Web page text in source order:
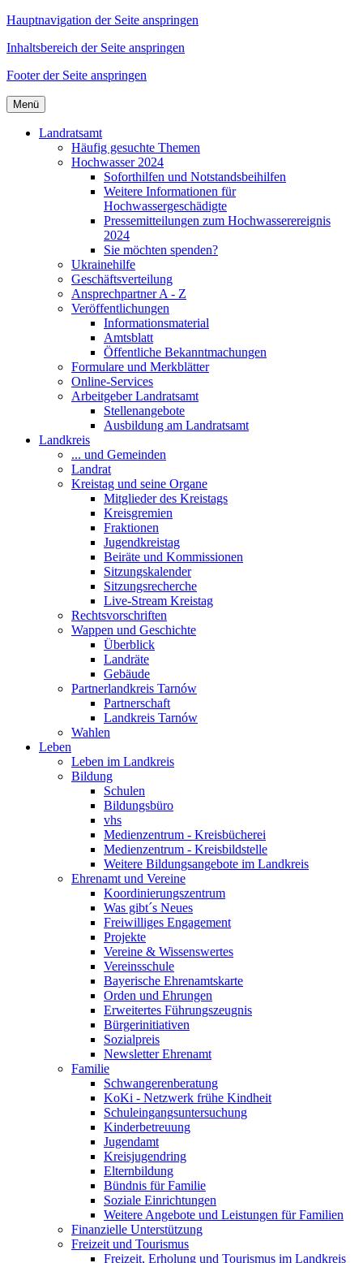
Hauptnavigation der Seite anspringen
Inhaltsbereich der Seite anspringen
Footer der Seite anspringen
Menü
Landratsamt
Häufig gesuchte Themen
Hochwasser 2024
Soforthilfen und Notstandsbeihilfen
Weitere Informationen für
Hochwassergeschädigte
Pressemitteilungen zum Hochwasserereignis
2024
Sie möchten spenden?
Ukrainehilfe
Geschäftsverteilung
Ansprechpartner A - Z
Veröffentlichungen
Informationsmaterial
Amtsblatt
Öffentliche Bekanntmachungen
Formulare und Merkblätter
Online-Services
Arbeitgeber Landratsamt
Stellenangebote
Ausbildung am Landratsamt
Landkreis
... und Gemeinden
Landrat
Kreistag und seine Organe
Mitglieder des Kreistags
Kreisgremien
Fraktionen
Jugendkreistag
Beiräte und Kommissionen
Sitzungskalender
Sitzungsrecherche
Live-Stream Kreistag
Rechtsvorschriften
Wappen und Geschichte
Überblick
Landräte
Gebäude
Partnerlandkreis Tarnów
Partnerschaft
Landkreis Tarnów
Wahlen
Leben
Leben im Landkreis
Bildung
Schulen
Bildungsbüro
vhs
Medienzentrum - Kreisbücherei
Medienzentrum - Kreisbildstelle
Weitere Bildungsangebote im Landkreis
Ehrenamt und Vereine
Koordinierungszentrum
Was gibt´s Neues
Freiwilliges Engagement
Projekte
Vereine & Wissenswertes
Vereinsschule
Bayerische Ehrenamtskarte
Orden und Ehrungen
Erweitertes Führungszeugnis
Bürgerinitiativen
Sozialpreis
Newsletter Ehrenamt
Familie
Schwangerenberatung
KoKi - Netzwerk frühe Kindheit
Schuleingangsuntersuchung
Kinderbetreuung
Jugendamt
Kreisjugendring
Elternbildung
Bündnis für Familie
Soziale Einrichtungen
Weitere Angebote und Leistungen für Familien
Finanzielle Unterstützung
Freizeit und Tourismus
Freizeit, Erholung und Tourismus im Landkreis